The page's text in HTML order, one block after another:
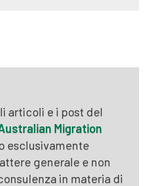
articoli e i post del
Migration
esclusivamente
generale e non
in materia di